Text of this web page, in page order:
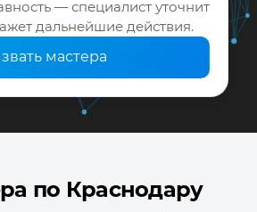
— специалист уточнит
дальнейшие действия.
мастера
по Краснодару